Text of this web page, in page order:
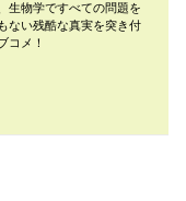
生物学ですべての問題を
い残酷な真実を突き付
コメ！